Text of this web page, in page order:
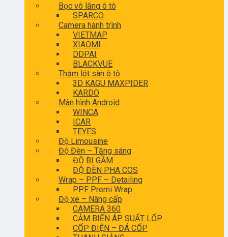
Bọc vô lăng ô tô
SPARCO
Camera hành trình
VIETMAP
XIAOMI
DDPAI
BLACKVUE
Thảm lót sàn ô tô
3D KAGU MAXPIDER
KARDO
Màn hình Android
WINCA
ICAR
TEYES
Độ Limousine
Độ Đèn – Tăng sáng
ĐỘ BI GẦM
ĐỘ ĐÈN PHA COS
Wrap – PPF – Detailing
PPF Premi Wrap
Độ xe – Nâng cấp
CAMERA 360
CẢM BIẾN ÁP SUẤT LỐP
CỐP ĐIỆN – ĐÁ CỐP